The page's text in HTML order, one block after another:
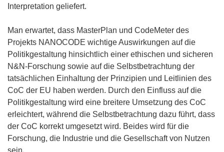
Interpretation geliefert.
Man erwartet, dass MasterPlan und CodeMeter des
Projekts NANOCODE wichtige Auswirkungen auf die
Politikgestaltung hinsichtlich einer ethischen und sicheren
N&N-Forschung sowie auf die Selbstbetrachtung der
tatsächlichen Einhaltung der Prinzipien und Leitlinien des
CoC der EU haben werden. Durch den Einfluss auf die
Politikgestaltung wird eine breitere Umsetzung des CoC
erleichtert, während die Selbstbetrachtung dazu führt, dass
der CoC korrekt umgesetzt wird. Beides wird für die
Forschung, die Industrie und die Gesellschaft von Nutzen
sein.